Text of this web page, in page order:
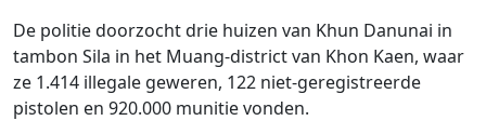
De politie doorzocht drie huizen van Khun Danunai in
tambon Sila in het Muang-district van Khon Kaen, waar
ze 1.414 illegale geweren, 122 niet-geregistreerde
pistolen en 920.000 munitie vonden.